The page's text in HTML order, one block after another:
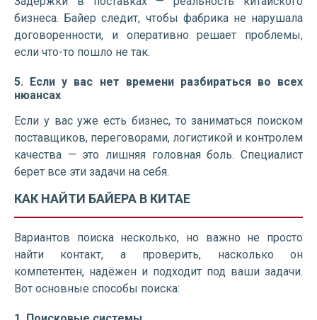
бизнеса. Байер следит, чтобы фабрика не нарушала
договоренности, и оперативно решает проблемы,
если что-то пошло не так.
5. Если у вас нет времени разбираться во всех
нюансах
Если у вас уже есть бизнес, то заниматься поиском
поставщиков, переговорами, логистикой и контролем
качества — это лишняя головная боль. Специалист
берет все эти задачи на себя.
КАК НАЙТИ БАЙЕРА В КИТАЕ
Вариантов поиска несколько, но важно не просто
найти контакт, а проверить, насколько он
компетентен, надёжен и подходит под ваши задачи.
Вот основные способы поиска: